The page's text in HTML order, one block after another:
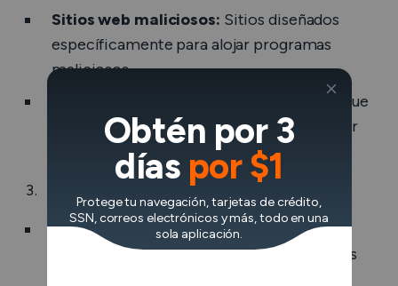
Sitios web maliciosos: Sitios diseñados
específicamente para alojar programas
maliciosos.
Sitios legítimos que
han sido violados y utilizados para distribuir
programas maliciosos.
Medios extraíbles:
Unidades USB infectadas:
Los USB
portadores de malware pueden infectar los
Obtén por 3
días por $1
Protege tu navegación, tarjetas de crédito,
SSN, correos electrónicos y más, todo en una
sola aplicación.